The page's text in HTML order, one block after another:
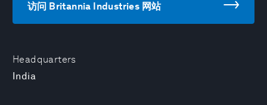
Headquarters
India
访问 Britannia Industries 网站